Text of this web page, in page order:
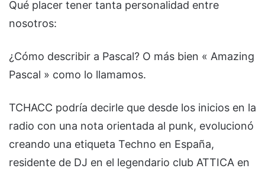
Qué placer tener tanta personalidad entre
nosotros:
¿Cómo describir a Pascal? O más bien « Amazing
Pascal » como lo llamamos.
TCHACC podría decirle que desde los inicios en la
radio con una nota orientada al punk, evolucionó
creando una etiqueta Techno en España,
residente de DJ en el legendario club ATTICA en